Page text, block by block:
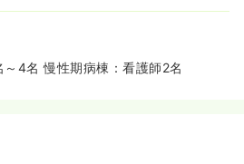
4名 慢性期病棟：看護師2名